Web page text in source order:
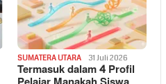
SUMATERA UTARA 31 Juli 2026
Termasuk dalam 4 Profil